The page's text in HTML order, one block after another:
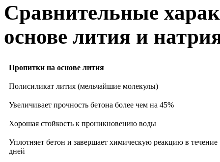
Сравнительные
основе лития и
Пропитки на основе лития
Полисиликат лития (мельчайшие молекулы)
Увеличивает прочность бетона более чем на 45%
Хорошая стойкость к проникновению воды
Уплотняет бетон и завершает химическую реакцию в течение
дней